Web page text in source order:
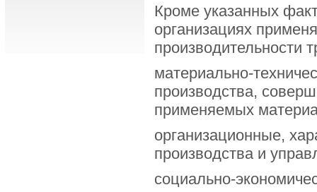
Кроме указанных
организациях
производительности
материально-
производства,
применяемых
организационные,
производства и
социально-